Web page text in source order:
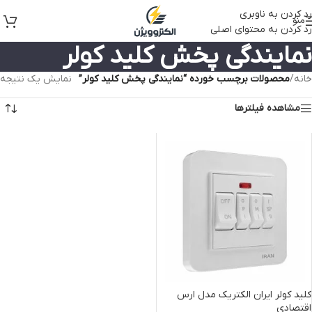
رد کردن به ناوبری
رد کردن به محتوای اصلی
منو
نمایندگی پخش کلید کولر
خانه/محصولات برچسب خورده “نمایندگی پخش کلید کولر” نمایش یک نتیجه
مشاهده فیلترها
کلید کولر ایران الکتریک مدل ارس
اقتصادی